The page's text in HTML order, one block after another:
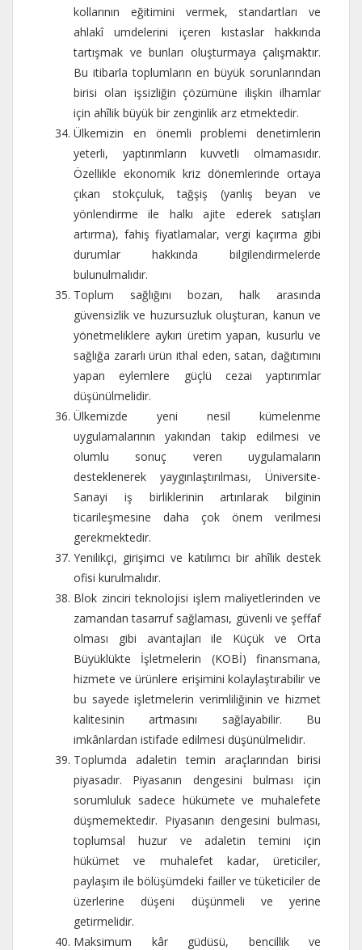
kollarının eğitimini vermek, standartları ve
ahlakî umdelerini içeren kıstaslar hakkında
tartışmak ve bunları oluşturmaya çalışmaktır.
Bu itibarla toplumların en büyük sorunlarından
birisi olan işsizliğin çözümüne ilişkin ilhamlar
için ahîlik büyük bir zenginlik arz etmektedir.
Ülkemizin en önemli problemi denetimlerin
yeterli, yaptırımların kuvvetli olmamasıdır.
Özellikle ekonomik kriz dönemlerinde ortaya
çıkan stokçuluk, tağşiş (yanlış beyan ve
yönlendirme ile halkı ajite ederek satışları
artırma), fahiş fiyatlamalar, vergi kaçırma gibi
durumlar hakkında bilgilendirmelerde
bulunulmalıdır.
Toplum sağlığını bozan, halk arasında
güvensizlik ve huzursuzluk oluşturan, kanun ve
yönetmeliklere aykırı üretim yapan, kusurlu ve
sağlığa zararlı ürün ithal eden, satan, dağıtımını
yapan eylemlere güçlü cezai yaptırımlar
düşünülmelidir.
Ülkemizde yeni nesil kümelenme
uygulamalarının yakından takip edilmesi ve
olumlu sonuç veren uygulamaların
desteklenerek yaygınlaştırılması, Üniversite-
Sanayi iş birliklerinin artırılarak bilginin
ticarileşmesine daha çok önem verilmesi
gerekmektedir.
Yenilikçi, girişimci ve katılımcı bir ahîlik destek
ofisi kurulmalıdır.
Blok zinciri teknolojisi işlem maliyetlerinden ve
zamandan tasarruf sağlaması, güvenli ve şeffaf
olması gibi avantajları ile Küçük ve Orta
Büyüklükte İşletmelerin (KOBİ) finansmana,
hizmete ve ürünlere erişimini kolaylaştırabilir ve
bu sayede işletmelerin verimliliğinin ve hizmet
kalitesinin artmasını sağlayabilir. Bu
imkânlardan istifade edilmesi düşünülmelidir.
Toplumda adaletin temin araçlarından birisi
piyasadır. Piyasanın dengesini bulması için
sorumluluk sadece hükümete ve muhalefete
düşmemektedir. Piyasanın dengesini bulması,
toplumsal huzur ve adaletin temini için
hükümet ve muhalefet kadar, üreticiler,
paylaşım ile bölüşümdeki failler ve tüketiciler de
üzerlerine düşeni düşünmeli ve yerine
getirmelidir.
Maksimum kâr güdüsü, bencillik ve